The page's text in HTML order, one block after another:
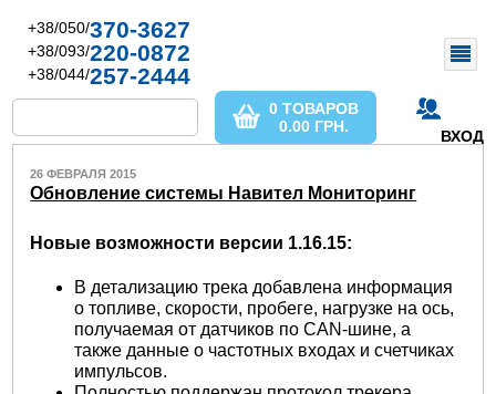
+38/050/370-3627
+38/093/220-0872
+38/044/257-2444
ВХОД
0 ТОВАРОВ
0.00 ГРН.
26 ФЕВРАЛЯ 2015
Обновление системы Навител Мониторинг
Новые возможности версии 1.16.15:
В детализацию трека добавлена информация
о топливе, скорости, пробеге, нагрузке на ось,
получаемая от датчиков по CAN-шине, а
также данные о частотных входах и счетчиках
импульсов.